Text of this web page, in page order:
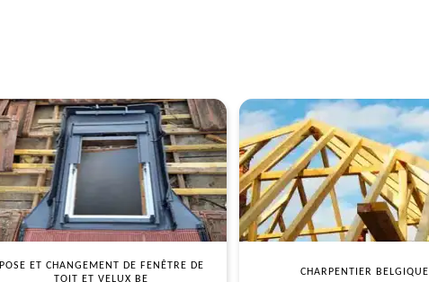
POSE ET CHANGEMENT DE FENÊTRE DE
TOIT ET VELUX BE
CHARPENTIER BELGIQUE